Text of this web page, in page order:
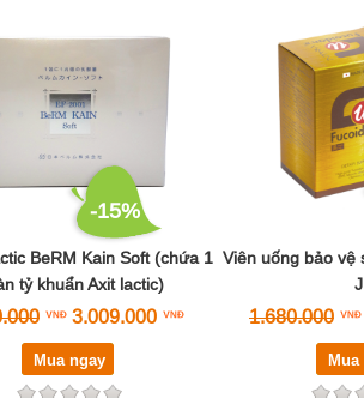
-15%
BeRM Kain Soft (chứa 1
tỷ khuẩn Axit lactic)
3.009.000
Mua ngay
Viên uống bảo vệ
1.680.000
Mua